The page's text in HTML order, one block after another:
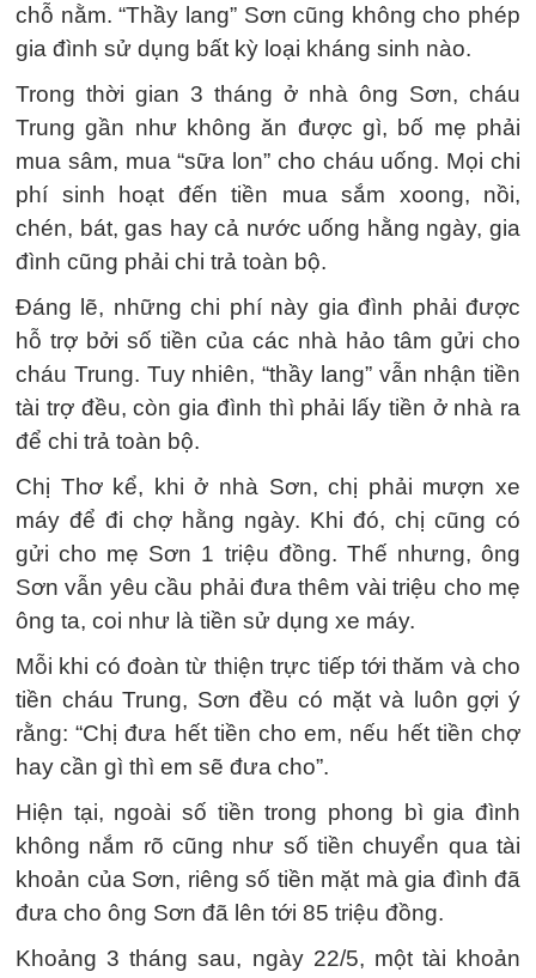
chỗ nằm. “Thầy lang” Sơn cũng không cho phép
gia đình sử dụng bất kỳ loại kháng sinh nào.
Trong thời gian 3 tháng ở nhà ông Sơn, cháu
Trung gần như không ăn được gì, bố mẹ phải
mua sâm, mua “sữa lon” cho cháu uống. Mọi chi
phí sinh hoạt đến tiền mua sắm xoong, nồi,
chén, bát, gas hay cả nước uống hằng ngày, gia
đình cũng phải chi trả toàn bộ.
Đáng lẽ, những chi phí này gia đình phải được
hỗ trợ bởi số tiền của các nhà hảo tâm gửi cho
cháu Trung. Tuy nhiên, “thầy lang” vẫn nhận tiền
tài trợ đều, còn gia đình thì phải lấy tiền ở nhà ra
để chi trả toàn bộ.
Chị Thơ kể, khi ở nhà Sơn, chị phải mượn xe
máy để đi chợ hằng ngày. Khi đó, chị cũng có
gửi cho mẹ Sơn 1 triệu đồng. Thế nhưng, ông
Sơn vẫn yêu cầu phải đưa thêm vài triệu cho mẹ
ông ta, coi như là tiền sử dụng xe máy.
Mỗi khi có đoàn từ thiện trực tiếp tới thăm và cho
tiền cháu Trung, Sơn đều có mặt và luôn gợi ý
rằng: “Chị đưa hết tiền cho em, nếu hết tiền chợ
hay cần gì thì em sẽ đưa cho”.
Hiện tại, ngoài số tiền trong phong bì gia đình
không nắm rõ cũng như số tiền chuyển qua tài
khoản của Sơn, riêng số tiền mặt mà gia đình đã
đưa cho ông Sơn đã lên tới 85 triệu đồng.
Khoảng 3 tháng sau, ngày 22/5, một tài khoản